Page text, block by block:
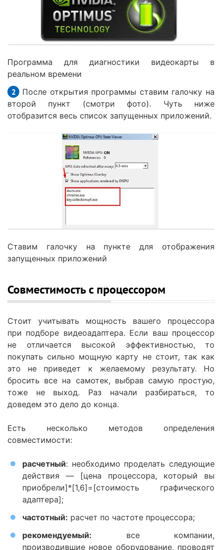
Программа для диагностики видеокарты в
реальном времени
После открытия программы ставим галочку на
второй пункт (смотри фото). Чуть ниже
отобразится весь список запущенных приложений.
Ставим галочку на пункте для отображения
запущенных приложений
Совместимость с процессором
Стоит учитывать мощность вашего процессора
при подборе видеоадаптера. Если ваш процессор
не отличается высокой эффективностью, то
покупать сильно мощную карту не стоит, так как
это не приведет к желаемому результату. Но
бросить все на самотек, выбрав самую простую,
тоже не выход. Раз начали разбираться, то
доведем это дело до конца.
Есть несколько методов определения
совместимости:
расчетный: необходимо проделать следующие
действия — [цена процессора, который вы
приобрели]*[1,6]=[стоимость графического
адаптера];
частотный: расчет по частоте процессора;
рекомендуемый: все компании,
производившие новое оборудование, проводят